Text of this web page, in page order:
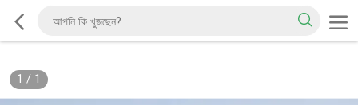
1 / 1